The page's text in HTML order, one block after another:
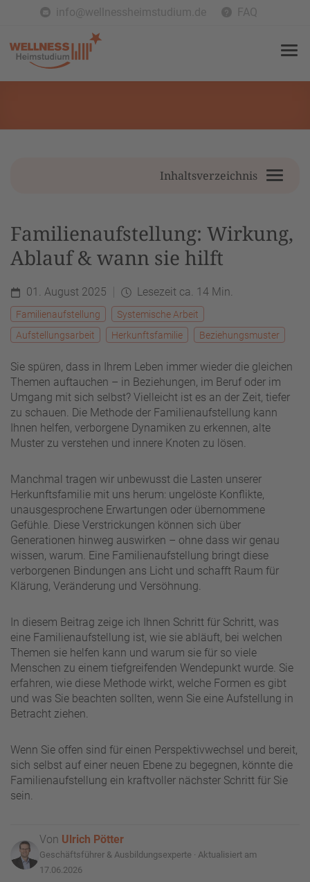
info@wellnessheimstudium.de FAQ
Inhaltsverzeichnis
Familienaufstellung: Wirkung,
Ablauf & wann sie hilft
01. August 2025 Lesezeit ca. 14 Min.
Familienaufstellung
Systemische Arbeit
Aufstellungsarbeit
Herkunftsfamilie Beziehungsmuster
Sie spüren, dass in Ihrem Leben immer wieder die gleichen
Themen auftauchen – in Beziehungen, im Beruf oder im
Umgang mit sich selbst? Vielleicht ist es an der Zeit, tiefer
zu schauen. Die Methode der Familienaufstellung kann
Ihnen helfen, verborgene Dynamiken zu erkennen, alte
Muster zu verstehen und innere Knoten zu lösen.
Manchmal tragen wir unbewusst die Lasten unserer
Herkunftsfamilie mit uns herum: ungelöste Konflikte,
unausgesprochene Erwartungen oder übernommene
Gefühle. Diese Verstrickungen können sich über
Generationen hinweg auswirken – ohne dass wir genau
wissen, warum. Eine Familienaufstellung bringt diese
verborgenen Bindungen ans Licht und schafft Raum für
Klärung, Veränderung und Versöhnung.
In diesem Beitrag zeige ich Ihnen Schritt für Schritt, was
eine Familienaufstellung ist, wie sie abläuft, bei welchen
Themen sie helfen kann und warum sie für so viele
Menschen zu einem tiefgreifenden Wendepunkt wurde. Sie
erfahren, wie diese Methode wirkt, welche Formen es gibt
und was Sie beachten sollten, wenn Sie eine Aufstellung in
Betracht ziehen.
Wenn Sie offen sind für einen Perspektivwechsel und bereit,
sich selbst auf einer neuen Ebene zu begegnen, könnte die
Familienaufstellung ein kraftvoller nächster Schritt für Sie
sein.
Von Ulrich Pötter
Geschäftsführer & Ausbildungsexperte · Aktualisiert am
17.06.2026